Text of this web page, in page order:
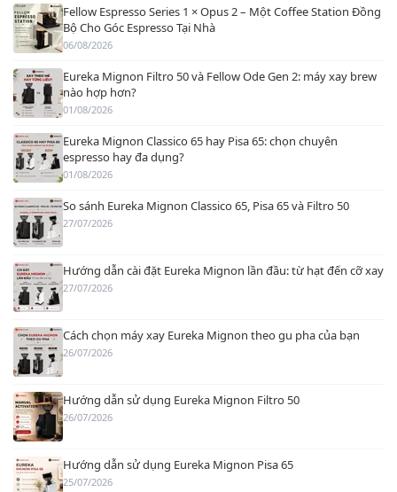
Fellow Espresso Series 1 × Opus 2 – Một Coffee Station Đồng
Bộ Cho Góc Espresso Tại Nhà
06/08/2026
Eureka Mignon Filtro 50 và Fellow Ode Gen 2: máy xay brew
nào hợp hơn?
01/08/2026
Eureka Mignon Classico 65 hay Pisa 65: chọn chuyên
espresso hay đa dụng?
01/08/2026
So sánh Eureka Mignon Classico 65, Pisa 65 và Filtro 50
27/07/2026
Hướng dẫn cài đặt Eureka Mignon lần đầu: từ hạt đến cỡ xay
27/07/2026
Cách chọn máy xay Eureka Mignon theo gu pha của bạn
26/07/2026
Hướng dẫn sử dụng Eureka Mignon Filtro 50
26/07/2026
Hướng dẫn sử dụng Eureka Mignon Pisa 65
25/07/2026